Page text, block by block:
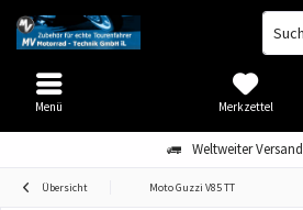
Weltweiter Versand
Merkzettel
Menü
Übersicht Moto Guzzi V85 TT